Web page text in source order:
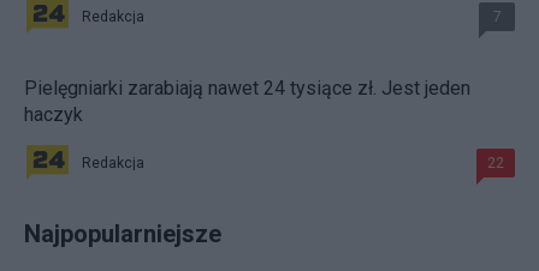
Redakcja 7
Pielęgniarki zarabiają nawet 24 tysiące zł. Jest jeden
haczyk
Redakcja 22
Najpopularniejsze